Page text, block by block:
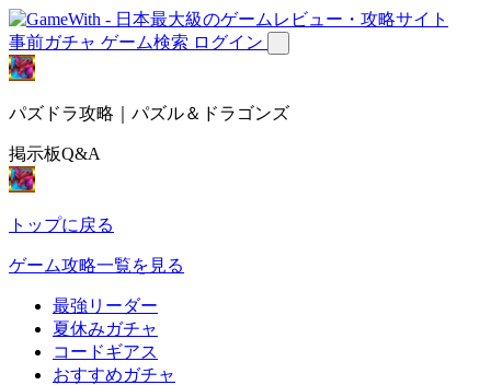
事前ガチャ ゲーム検索 ログイン
パズドラ攻略｜パズル＆ドラゴンズ
掲示板Q&A
トップに戻る
ゲーム攻略一覧を見る
最強リーダー
夏休みガチャ
コードギアス
おすすめガチャ